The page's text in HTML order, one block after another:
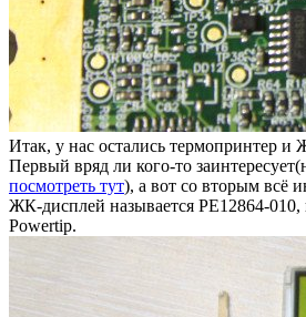
Итак, у нас остались термопринтер и
Первый вряд ли кого-то
посмотреть тут), а вот со вторым всё
ЖК-дисплей называется PE12864-
Powertip.